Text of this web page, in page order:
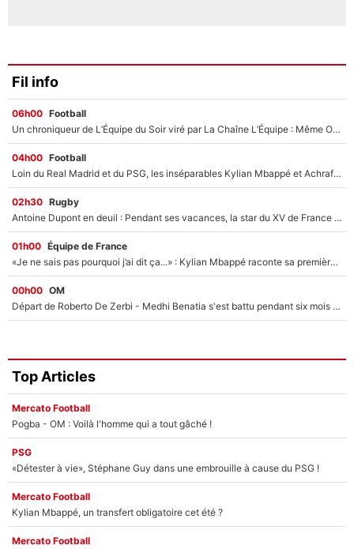
Fil info
06h00 Football
Un chroniqueur de L’Équipe du Soir viré par La Chaîne L’Équipe : Même Olivier Ménard n’avait pas pu empêcher son départ, «je l’ai appris sur Twitter, je l’ai vécu assez mal»
04h00 Football
Loin du Real Madrid et du PSG, les inséparables Kylian Mbappé et Achraf Hakimi changent d'équipe le temps d'une journée !
02h30 Rugby
Antoine Dupont en deuil : Pendant ses vacances, la star du XV de France a perdu sa grand-mère
01h00 Équipe de France
«Je ne sais pas pourquoi j’ai dit ça...» : Kylian Mbappé raconte sa première rencontre avec Zinédine Zidane (et c’est très drôle)
00h00 OM
Départ de Roberto De Zerbi - Medhi Benatia s'est battu pendant six mois pour le retenir à l'OM, le PSG a été le naufrage de trop : «Je pars avec toi»
Top Articles
Mercato Football
Pogba - OM : Voilà l'homme qui a tout gâché !
PSG
«Détester à vie», Stéphane Guy dans une embrouille à cause du PSG !
Mercato Football
Kylian Mbappé, un transfert obligatoire cet été ?
Mercato Football